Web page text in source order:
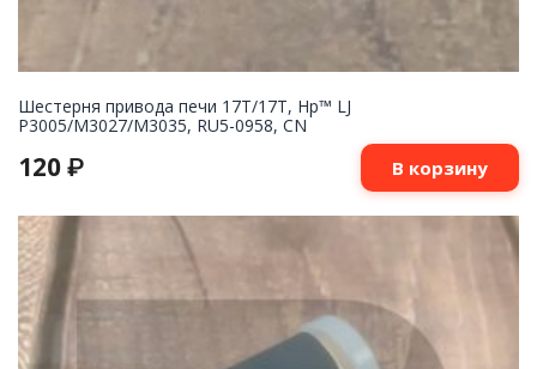
Шестерня привода печи 17T/17T, Hp™ LJ
P3005/M3027/M3035, RU5-0958, CN
120 ₽ В корзину